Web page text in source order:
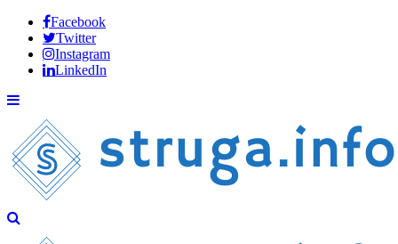
Facebook
Twitter
Instagram
LinkedIn